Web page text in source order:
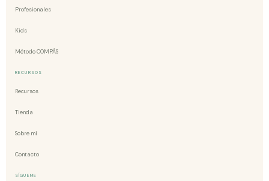
Profesionales
Kids
Método COMPÁS
RECURSOS
Recursos
Tienda
Sobre mí
Contacto
SÍGUEME